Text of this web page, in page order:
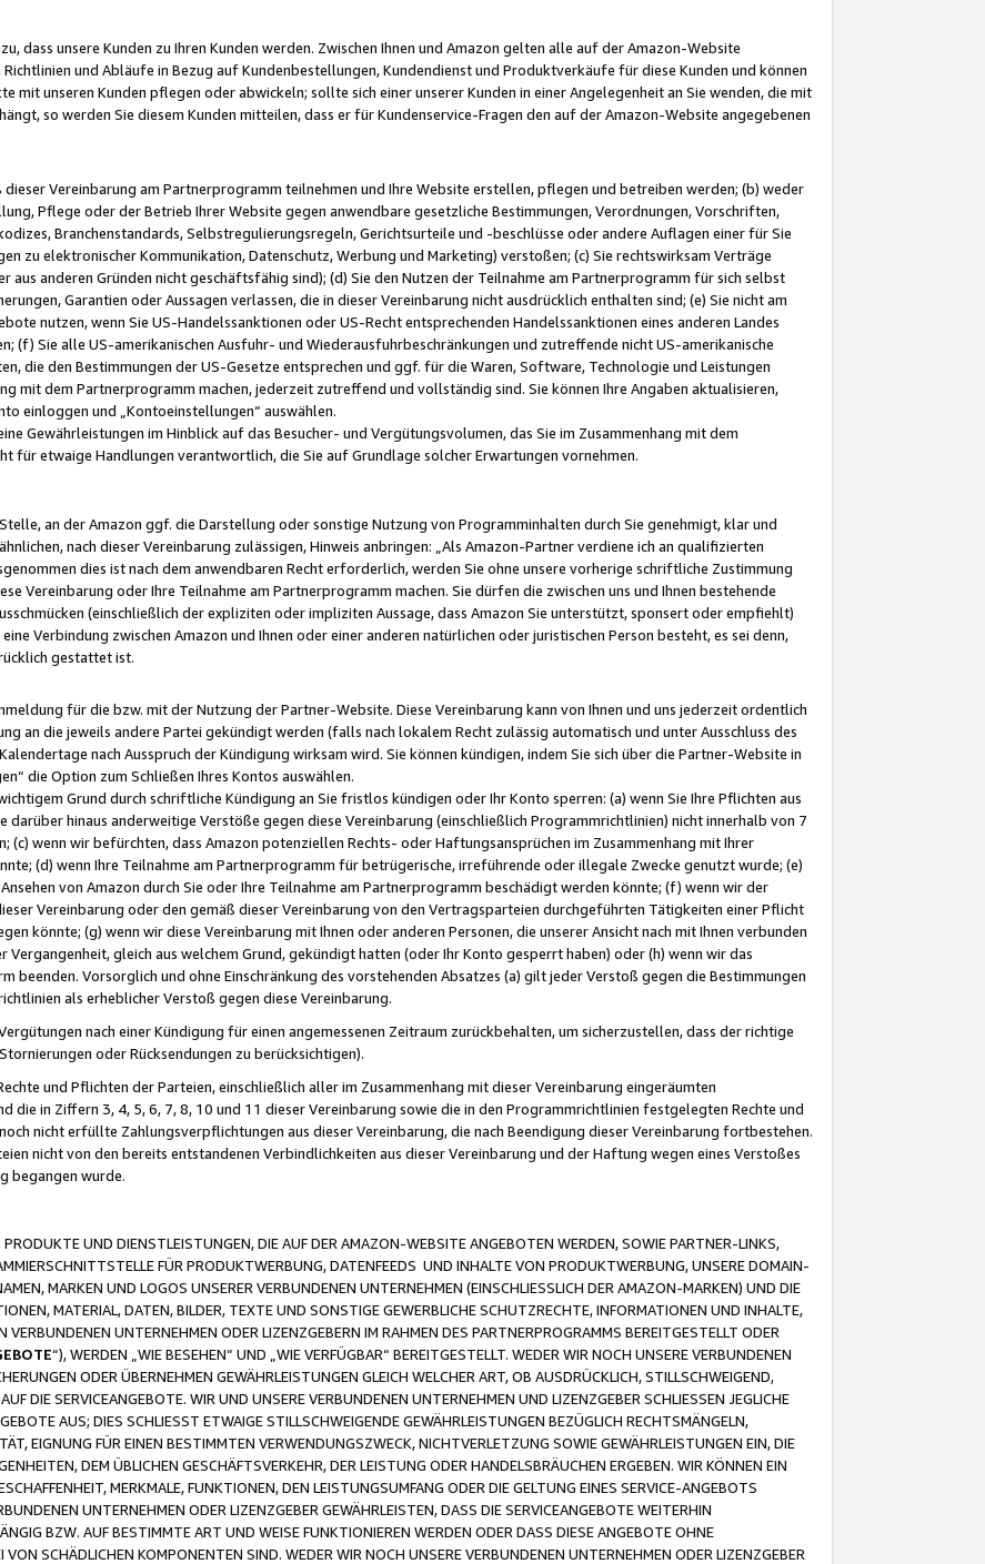
dass unsere Kunden zu Ihren Kunden werden. Zwischen Ihnen und Amazon gelten alle auf der Amazon-Website
und Abläufe in Bezug auf Kundenbestellungen, Kundendienst und Produktverkäufe für diese Kunden und können
mit unseren Kunden pflegen oder abwickeln; sollte sich einer unserer Kunden in einer Angelegenheit an Sie wenden, die mit
so werden Sie diesem Kunden mitteilen, dass er für Kundenservice-Fragen den auf der Amazon-Website angegebenen
dieser Vereinbarung am Partnerprogramm teilnehmen und Ihre Website erstellen, pflegen und betreiben werden; (b) weder
Pflege oder der Betrieb Ihrer Website gegen anwendbare gesetzliche Bestimmungen, Verordnungen, Vorschriften,
Branchenstandards, Selbstregulierungsregeln, Gerichtsurteile und -beschlüsse oder andere Auflagen einer für Sie
zu elektronischer Kommunikation, Datenschutz, Werbung und Marketing) verstoßen; (c) Sie rechtswirksam Verträge
aus anderen Gründen nicht geschäftsfähig sind); (d) Sie den Nutzen der Teilnahme am Partnerprogramm für sich selbst
Garantien oder Aussagen verlassen, die in dieser Vereinbarung nicht ausdrücklich enthalten sind; (e) Sie nicht am
nutzen, wenn Sie US-Handelssanktionen oder US-Recht entsprechenden Handelssanktionen eines anderen Landes
(f) Sie alle US-amerikanischen Ausfuhr- und Wiederausfuhrbeschränkungen und zutreffende nicht US-amerikanische
die den Bestimmungen der US-Gesetze entsprechen und ggf. für die Waren, Software, Technologie und Leistungen
mit dem Partnerprogramm machen, jederzeit zutreffend und vollständig sind. Sie können Ihre Angaben aktualisieren,
einloggen und „Kontoeinstellungen“ auswählen.
Gewährleistungen im Hinblick auf das Besucher- und Vergütungsvolumen, das Sie im Zusammenhang mit dem
für etwaige Handlungen verantwortlich, die Sie auf Grundlage solcher Erwartungen vornehmen.
an der Amazon ggf. die Darstellung oder sonstige Nutzung von Programminhalten durch Sie genehmigt, klar und
nach dieser Vereinbarung zulässigen, Hinweis anbringen: „Als Amazon-Partner verdiene ich an qualifizierten
dies ist nach dem anwendbaren Recht erforderlich, werden Sie ohne unsere vorherige schriftliche Zustimmung
Vereinbarung oder Ihre Teilnahme am Partnerprogramm machen. Sie dürfen die zwischen uns und Ihnen bestehende
(einschließlich der expliziten oder impliziten Aussage, dass Amazon Sie unterstützt, sponsert oder empfiehlt)
Verbindung zwischen Amazon und Ihnen oder einer anderen natürlichen oder juristischen Person besteht, es sei denn,
gestattet ist.
für die bzw. mit der Nutzung der Partner-Website. Diese Vereinbarung kann von Ihnen und uns jederzeit ordentlich
an die jeweils andere Partei gekündigt werden (falls nach lokalem Recht zulässig automatisch und unter Ausschluss des
nach Ausspruch der Kündigung wirksam wird. Sie können kündigen, indem Sie sich über die Partner-Website in
die Option zum Schließen Ihres Kontos auswählen.
Grund durch schriftliche Kündigung an Sie fristlos kündigen oder Ihr Konto sperren: (a) wenn Sie Ihre Pflichten aus
darüber hinaus anderweitige Verstöße gegen diese Vereinbarung (einschließlich Programmrichtlinien) nicht innerhalb von 7
(c) wenn wir befürchten, dass Amazon potenziellen Rechts- oder Haftungsansprüchen im Zusammenhang mit Ihrer
(d) wenn Ihre Teilnahme am Partnerprogramm für betrügerische, irreführende oder illegale Zwecke genutzt wurde; (e)
von Amazon durch Sie oder Ihre Teilnahme am Partnerprogramm beschädigt werden könnte; (f) wenn wir der
Vereinbarung oder den gemäß dieser Vereinbarung von den Vertragsparteien durchgeführten Tätigkeiten einer Pflicht
könnte; (g) wenn wir diese Vereinbarung mit Ihnen oder anderen Personen, die unserer Ansicht nach mit Ihnen verbunden
Vergangenheit, gleich aus welchem Grund, gekündigt hatten (oder Ihr Konto gesperrt haben) oder (h) wenn wir das
beenden. Vorsorglich und ohne Einschränkung des vorstehenden Absatzes (a) gilt jeder Verstoß gegen die Bestimmungen
als erheblicher Verstoß gegen diese Vereinbarung.
nach einer Kündigung für einen angemessenen Zeitraum zurückbehalten, um sicherzustellen, dass der richtige
oder Rücksendungen zu berücksichtigen).
und Pflichten der Parteien, einschließlich aller im Zusammenhang mit dieser Vereinbarung eingeräumten
die in Ziffern 3, 4, 5, 6, 7, 8, 10 und 11 dieser Vereinbarung sowie die in den Programmrichtlinien festgelegten Rechte und
nicht erfüllte Zahlungsverpflichtungen aus dieser Vereinbarung, die nach Beendigung dieser Vereinbarung fortbestehen.
nicht von den bereits entstandenen Verbindlichkeiten aus dieser Vereinbarung und der Haftung wegen eines Verstoßes
begangen wurde.
UND DIENSTLEISTUNGEN, DIE AUF DER AMAZON-WEBSITE ANGEBOTEN WERDEN, SOWIE PARTNER-LINKS,
FÜR PRODUKTWERBUNG, DATENFEEDS UND INHALTE VON PRODUKTWERBUNG, UNSERE DOMAIN-
MARKEN UND LOGOS UNSERER VERBUNDENEN UNTERNEHMEN (EINSCHLIESSLICH DER AMAZON-MARKEN) UND DIE
MATERIAL, DATEN, BILDER, TEXTE UND SONSTIGE GEWERBLICHE SCHUTZRECHTE, INFORMATIONEN UND INHALTE,
UNTERNEHMEN ODER LIZENZGEBERN IM RAHMEN DES PARTNERPROGRAMMS BEREITGESTELLT ODER
“), WERDEN „WIE BESEHEN“ UND „WIE VERFÜGBAR“ BEREITGESTELLT. WEDER WIR NOCH UNSERE VERBUNDENEN
ODER ÜBERNEHMEN GEWÄHRLEISTUNGEN GLEICH WELCHER ART, OB AUSDRÜCKLICH, STILLSCHWEIGEND,
DIE SERVICEANGEBOTE. WIR UND UNSERE VERBUNDENEN UNTERNEHMEN UND LIZENZGEBER SCHLIESSEN JEGLICHE
AUS; DIES SCHLIESST ETWAIGE STILLSCHWEIGENDE GEWÄHRLEISTUNGEN BEZÜGLICH RECHTSMÄNGELN,
EIGNUNG FÜR EINEN BESTIMMTEN VERWENDUNGSZWECK, NICHTVERLETZUNG SOWIE GEWÄHRLEISTUNGEN EIN, DIE
DEM ÜBLICHEN GESCHÄFTSVERKEHR, DER LEISTUNG ODER HANDELSBRÄUCHEN ERGEBEN. WIR KÖNNEN EIN
MERKMALE, FUNKTIONEN, DEN LEISTUNGSUMFANG ODER DIE GELTUNG EINES SERVICE-ANGEBOTS
UNTERNEHMEN ODER LIZENZGEBER GEWÄHRLEISTEN, DASS DIE SERVICEANGEBOTE WEITERHIN
BZW. AUF BESTIMMTE ART UND WEISE FUNKTIONIEREN WERDEN ODER DASS DIESE ANGEBOTE OHNE
VON SCHÄDLICHEN KOMPONENTEN SIND. WEDER WIR NOCH UNSERE VERBUNDENEN UNTERNEHMEN ODER LIZENZGEBER